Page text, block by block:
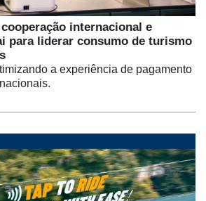
internacional e
para liderar consumo de turismo
a experiência de pagamento